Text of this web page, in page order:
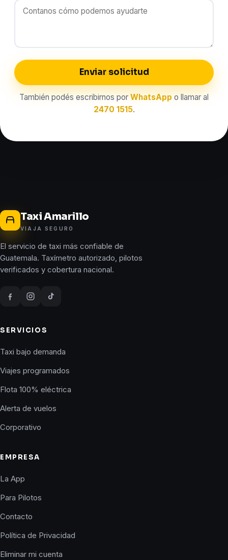
Enviar solicitud
También podés escribirnos por WhatsApp o llamar al
2470 1515.
Taxi Amarillo
VIAJA SEGURO
El servicio de taxi más confiable de
Guatemala. Taxímetro autorizado, pilotos
verificados y cobertura nacional.
SERVICIOS
Taxi bajo demanda
Viajes programados
Flota 100% eléctrica
Alerta de vuelos
Corporativo
EMPRESA
La App
Para Pilotos
Contacto
Política de Privacidad
Eliminar mi cuenta